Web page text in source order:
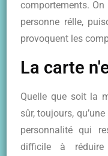
comportements.
personne rélle,
provoquent les
La carte
Quelle que soit la
sûr, toujours,
personnalité qui
difficile à